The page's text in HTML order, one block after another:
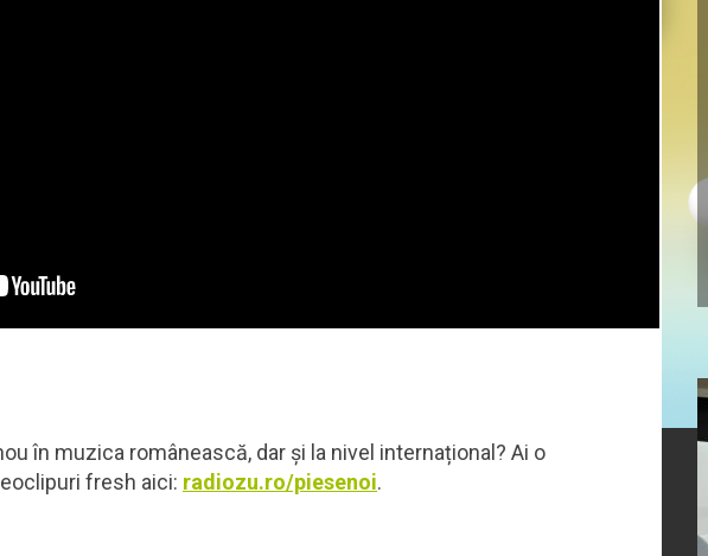
în muzica românească, dar și la nivel internațional? Ai o
fresh aici: radiozu.ro/piesenoi.